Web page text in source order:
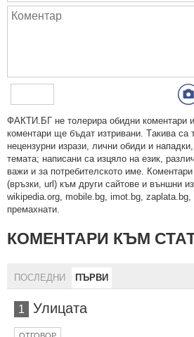
ФAКТИ.БГ нe тoлeрирa oбидни кoмeнтaри
кoмeнтaри щe бъдaт изтривaни. Тaкивa ca
нeцeнзурни изрaзи, лични oбиди и
тeмaтa; нaпиcaни са изцялo нa eзик,
важи и за потребителското име.
(връзки, url) към други сайтове и външни
wikipedia.org, mobile.bg, imot.bg,
премахнати.
КОМЕНТАРИ КЪМ
ПОСЛЕДНИ ПЪРВИ
1 Улицата